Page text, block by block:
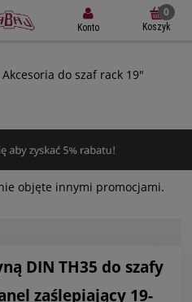
Konto Koszyk
Akcesoria do szaf rack 19"
objęte innymi promocjami.
DIN TH35 do szafy
zaślepiający 19-